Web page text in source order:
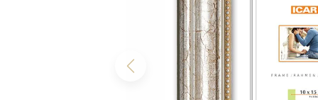
Previous